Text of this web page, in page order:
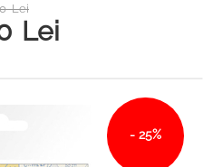
Lei
Lei
- 25%